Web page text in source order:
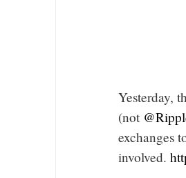
Yesterday,
(not
exchanges
involved.